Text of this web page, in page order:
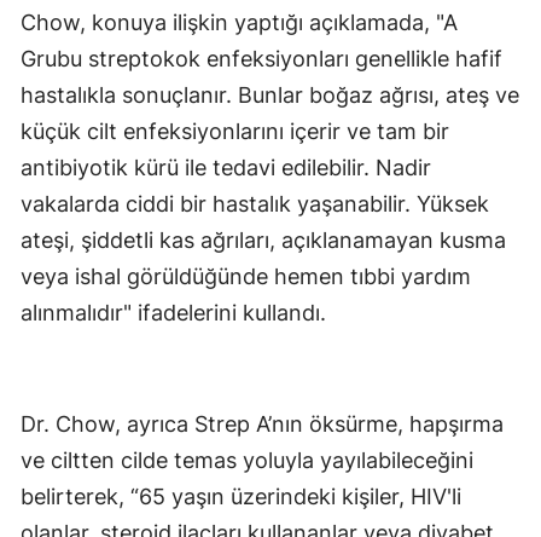
Chow, konuya ilişkin yaptığı açıklamada, "A
Grubu streptokok enfeksiyonları genellikle hafif
hastalıkla sonuçlanır. Bunlar boğaz ağrısı, ateş ve
küçük cilt enfeksiyonlarını içerir ve tam bir
antibiyotik kürü ile tedavi edilebilir. Nadir
vakalarda ciddi bir hastalık yaşanabilir. Yüksek
ateşi, şiddetli kas ağrıları, açıklanamayan kusma
veya ishal görüldüğünde hemen tıbbi yardım
alınmalıdır" ifadelerini kullandı.
Dr. Chow, ayrıca Strep A’nın öksürme, hapşırma
ve ciltten cilde temas yoluyla yayılabileceğini
belirterek, “65 yaşın üzerindeki kişiler, HIV'li